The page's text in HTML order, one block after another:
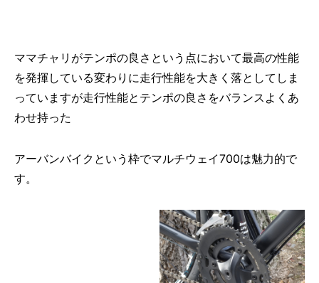
ママチャリがテンポの良さという点において最高の性能
を発揮している変わりに走行性能を大きく落としてしま
っていますが走行性能とテンポの良さをバランスよくあ
わせ持った
アーバンバイクという枠でマルチウェイ700は魅力的で
す。